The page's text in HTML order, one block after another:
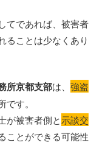
てであれば、被害者
ることは少なくあり
所京都支部は、強盗
す。
が被害者側と示談交
ことができる可能性